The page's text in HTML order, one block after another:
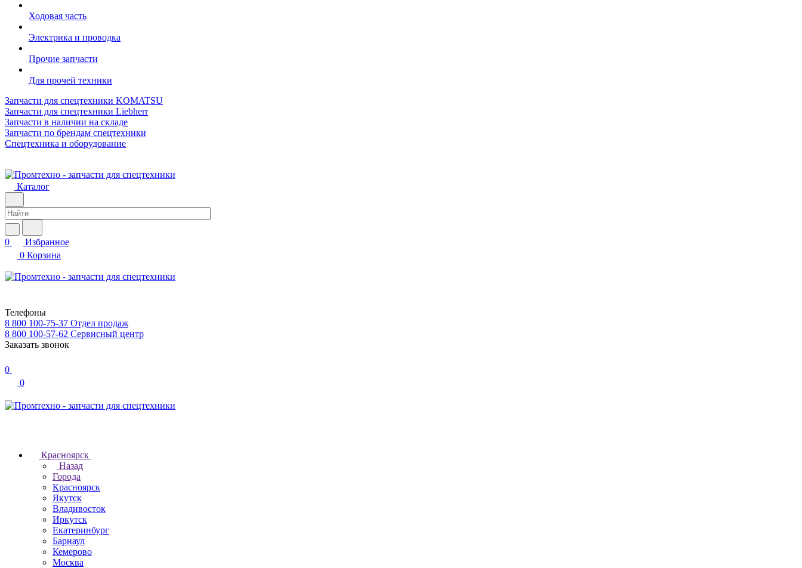
Ходовая часть
Электрика и проводка
Прочие запчасти
Для прочей техники
Запчасти для спецтехники KOMATSU
Запчасти для спецтехники Liebherr
Запчасти в наличии на складе
Запчасти по брендам спецтехники
Спецтехника и оборудование
Каталог
0
Избранное
0 Корзина
Телефоны
8 800 100-75-37 Отдел продаж
8 800 100-57-62 Сервисный центр
Заказать звонок
0
0
Красноярск
Назад
Города
Красноярск
Якутск
Владивосток
Иркутск
Екатеринбург
Барнаул
Кемерово
Москва